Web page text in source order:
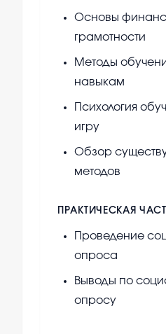
Основы
грамотности
Методы
навыкам
Психология
игру
Обзор
методов
ПРАКТИЧЕСКАЯ
Проведение
опроса
Выводы по
опросу